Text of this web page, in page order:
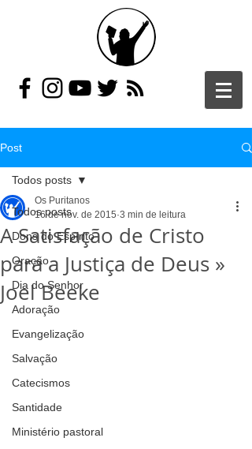
Post
Todos posts
Dons do Espírito
Oração
Dia do Senhor
Adoração
Evangelização
Salvação
Catecismos
Santidade
Ministério pastoral
Todos posts
A Satisfação de Cristo
para a Justiça de Deus »
Joel Beeke
Os Puritanos
16 de nov. de 2015 3 min de leitura